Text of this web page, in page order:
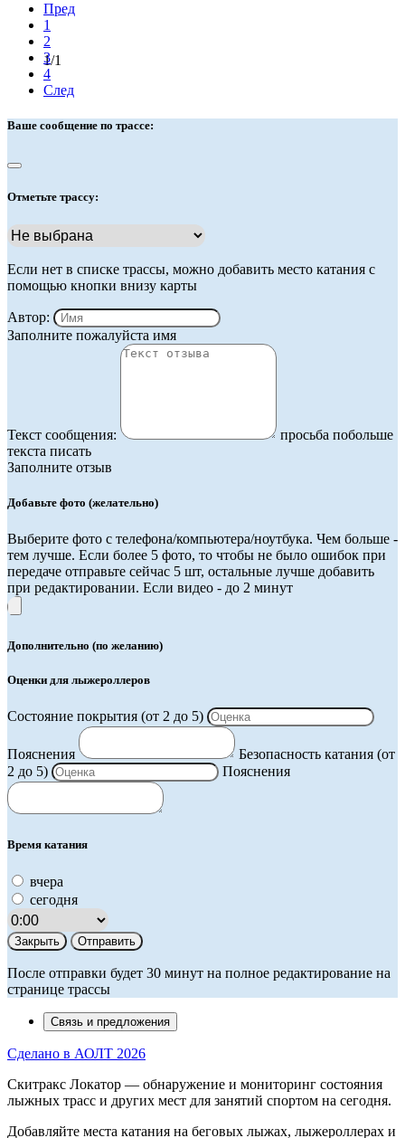
1/1
Пред
1
2
3
4
След
Ваше сообщение по трассе:
Отметьте трассу:
Если нет в списке трассы, можно добавить место катания с
помощью кнопки внизу карты
Автор:
Заполните пожалуйста имя
Текст сообщения:
просьба побольше
текста писать
Заполните отзыв
Добавьте фото (желательно)
Выберите фото с телефона/компьютера/ноутбука. Чем больше -
тем лучше. Если более 5 фото, то чтобы не было ошибок при
передаче отправьте сейчас 5 шт, остальные лучше добавить
при редактировании. Если видео - до 2 минут
Дополнительно (по желанию)
Оценки для лыжероллеров
Состояние покрытия (от 2 до 5)
Пояснения
Безопасность катания (от
2 до 5)
Пояснения
Время катания
вчера
сегодня
Закрыть Отправить
После отправки будет 30 минут на полное редактирование на
странице трассы
Связь и предложения
Сделано в АОЛТ 2026
Скитракс Локатор — обнаружение и мониторинг состояния
лыжных трасс и других мест для занятий спортом на сегодня.
Добавляйте места катания на беговых лыжах, лыжероллерах и